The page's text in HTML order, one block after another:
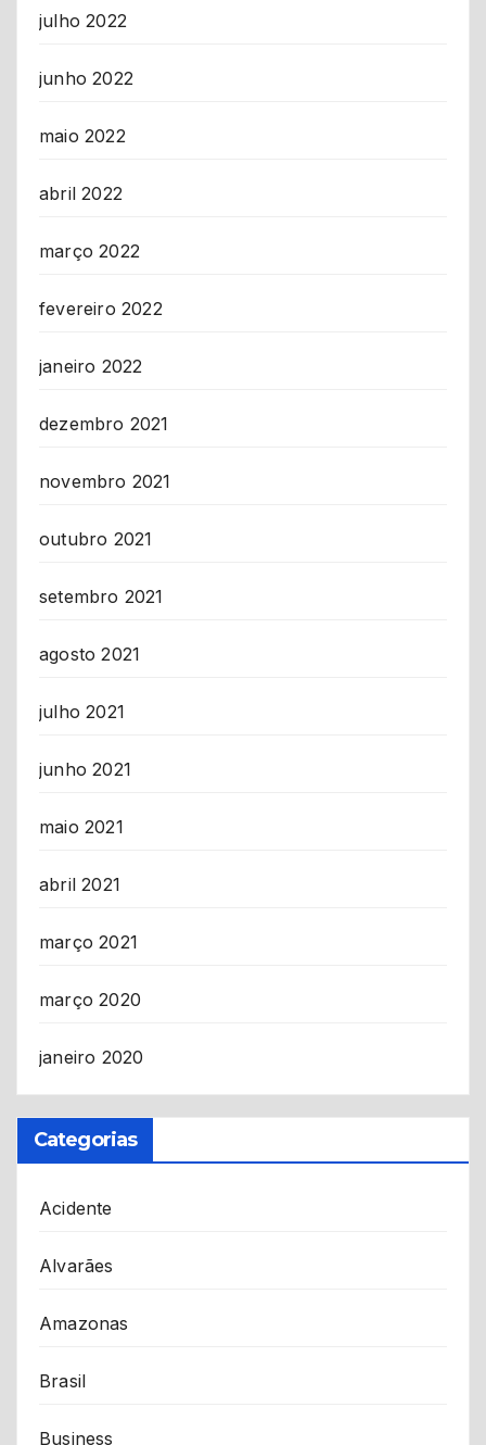
julho 2022
junho 2022
maio 2022
abril 2022
março 2022
fevereiro 2022
janeiro 2022
dezembro 2021
novembro 2021
outubro 2021
setembro 2021
agosto 2021
julho 2021
junho 2021
maio 2021
abril 2021
março 2021
março 2020
janeiro 2020
Categorias
Acidente
Alvarães
Amazonas
Brasil
Business